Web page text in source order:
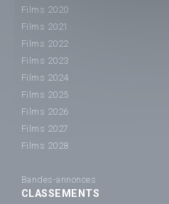
Films 2020
Films 2021
Films 2022
Films 2023
Films 2024
Films 2025
Films 2026
Films 2027
Films 2028
Bandes-annonces
CLASSEMENTS